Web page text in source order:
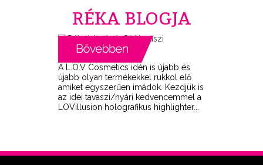
RÉKA BLOGJA
A L.O.V Cosmetics idén is újabb és
újabb olyan termékekkel rukkol elő
amiket egyszerűen imádok. Kezdjük is
az idei tavaszi/nyári kedvencemmel a
LOVillusion holografikus highlighter...